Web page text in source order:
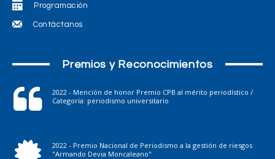
Programación
Contáctanos
Premios y Reconocimientos
2022 - Mención de honor Premio CPB al mérito periodístico /
Categoría: periodismo universitario
2022 - Premio Nacional de Periodismo a la gestión de riesgos
"Armando Devia Moncaleano"